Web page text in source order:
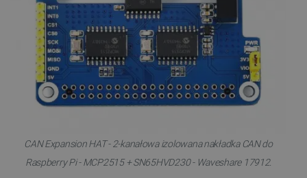
CAN Expansion HAT - 2-kanałowa izolowana nakładka CAN do
Raspberry Pi - MCP2515 + SN65HVD230 - Waveshare 17912.